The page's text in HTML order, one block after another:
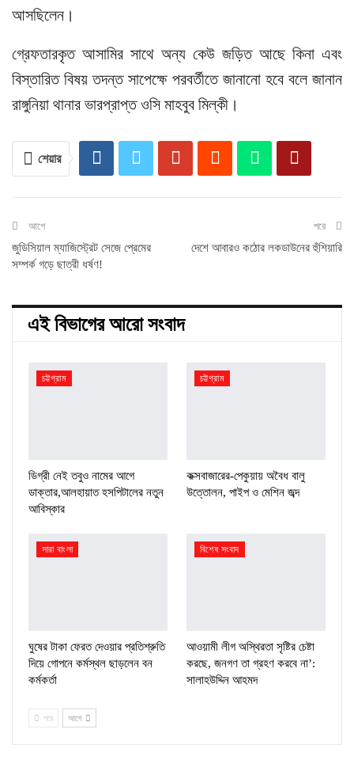
আসছিলেন।
গ্রেফতারকৃত আসামির সাথে অন্য কেউ জড়িত আছে কিনা এবং
বিস্তারিত বিষয় তদন্ত সাপেক্ষে পরবর্তীতে জানানো হবে বলে জানান
রাঙ্গুনিয়া থানার ভারপ্রাপ্ত ওসি মাহবুব মিল্কী।
শেয়ার
আগে
জুডিসিয়াল ম্যাজিস্ট্রেট সেজে প্রেমের
সম্পর্ক গড়ে ছাত্রী ধর্ষণ!
পরে
দেশে আবারও কঠোর লকডাউনের হুঁশিয়ারি
এই বিভাগের আরো সংবাদ
চট্টগ্রাম
ডিগ্রী নেই তবুও নামের আগে
ডাক্তার,আলহায়াত হসপিটালের নতুন
আবিস্কার
চট্টগ্রাম
কক্সবাজারের-পেকুয়ায় অবৈধ বালু
উত্তোলন, পাইপ ও মেশিন জব্দ
সারা বাংলা
ঘুষের টাকা ফেরত দেওয়ার প্রতিশ্রুতি
দিয়ে গোপনে কর্মস্থল ছাড়লেন বন
কর্মকর্তা
বিশেষ সংবাদ
আওয়ামী লীগ অস্থিরতা সৃষ্টির চেষ্টা
করছে, জনগণ তা গ্রহণ করবে না’:
সালাহউদ্দিন আহমদ
পরে আগে